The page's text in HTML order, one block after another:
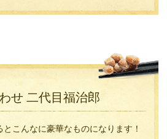
せ 二代目福治郎
こんなに豪華なものになります！